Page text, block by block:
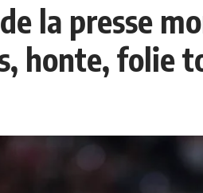
la presse
honte, folie